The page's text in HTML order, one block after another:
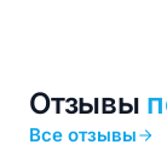
Отзывы
Все отзывы